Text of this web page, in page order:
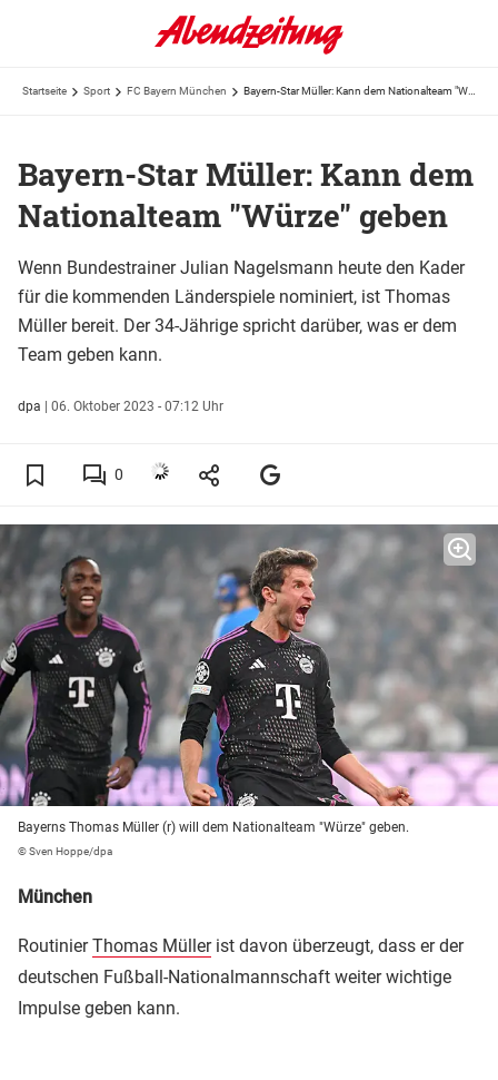
Startseite Sport FC Bayern München
Bayern-Star Müller: Kann dem
Nationalteam "Würze" geben
Wenn Bundestrainer Julian Nagelsmann heute den Kader
für die kommenden Länderspiele nominiert, ist Thomas
Müller bereit. Der 34-Jährige spricht darüber, was er dem
Team geben kann.
dpa | 06. Oktober 2023 - 07:12 Uhr
0
Bayerns Thomas Müller (r) will dem Nationalteam "Würze" geben.
© Sven Hoppe/dpa
München
RoutinierThomas Müllerist davon überzeugt, dass er der
deutschen Fußball-Nationalmannschaft weiter wichtige
Impulse geben kann.